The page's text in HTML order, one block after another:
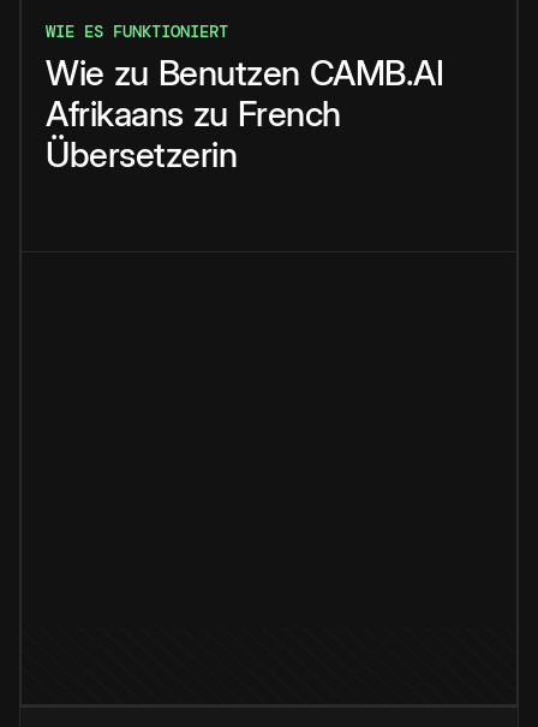
WIE ES FUNKTIONIERT
Wie zu Benutzen CAMB.AI
Afrikaans zu French
Übersetzerin